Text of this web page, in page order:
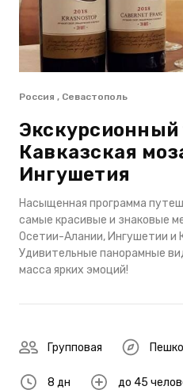
Россия , Севастополь
Экскурсионный
Кавказская
Ингушетия
Насыщенная программа
самые красивые и знаковые
Осетии-Алании, Ингушетии и
Удивительные панорамные
масса ярких эмоций!
Групповая
8 дн до 45